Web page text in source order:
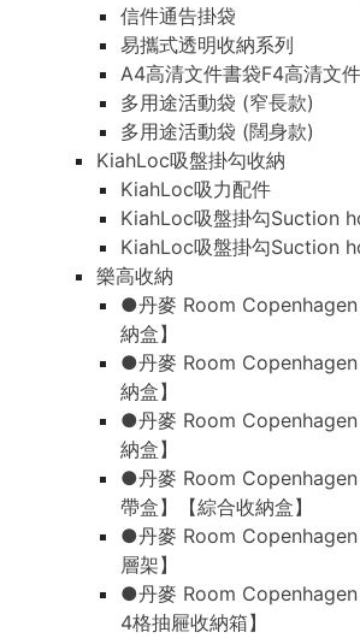
信件通告掛袋
易攜式透明收納系列
A4高清文件書袋F4高清文
多用途活動袋 (窄長款)
多用途活動袋 (闊身款)
KiahLoc吸盤掛勾收納
KiahLoc吸力配件
KiahLoc吸盤掛勾Suction
KiahLoc吸盤掛勾Suction
樂高收納
●丹麥 Room Copenhagen
納盒】
●丹麥 Room Copenhagen
納盒】
●丹麥 Room Copenhagen
納盒】
●丹麥 Room Copenhagen
帶盒】【綜合收納盒】
●丹麥 Room Copenhagen
層架】
●丹麥 Room Copenhagen
4格抽屜收納箱】